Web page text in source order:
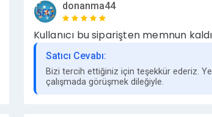
teşvik eden içerikler.
uygun olması gerekmektedir. Bu
zaman ulaşabilirsiniz. Mesajlarınıza mesai
donanma44
Kullanıcı bu siparişten memnun
Satıcı Cevabı:
Bizi tercih ettiğiniz için teşekkür ederiz.
çalışmada görüşmek dileğiyle.